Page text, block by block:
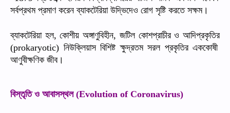
সর্বপ্রথম প্রমাণ করেন ব্যাকটেরিয়া উদ্ভিদেও রোগ সৃষ্টি করতে সক্ষম।
ব্যাকটেরিয়া হল,কোশীয় অঙ্গাণুবিহীন, জটিল কোশপ্রাচীর ও আদিপ্রকৃতির
(prokaryotic) নিউক্লিয়াস বিশিষ্ট ক্ষুদ্রতম সরল প্রকৃতির এককোষী
আণুবীক্ষণিক জীব।
বিস্তৃতি ও আবাসস্থল(Evolution of Coronavirus)